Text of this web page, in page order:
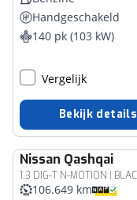
Handgeschakeld
140 pk (103 kW)
Vergelijk
Bekijk details
Nissan Qashqai
106.649 km